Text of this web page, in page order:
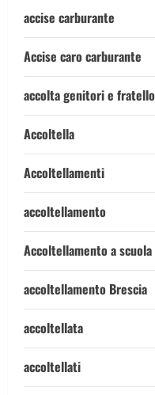
accise carburante
Accise caro carburante
accolta genitori e fratello
Accoltella
Accoltellamenti
accoltellamento
Accoltellamento a scuola
accoltellamento Brescia
accoltellata
accoltellati